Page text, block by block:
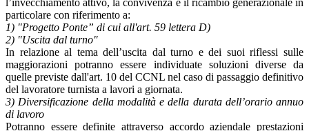
particolare con riferimento a:
1) "Progetto Ponte” di cui all'art. 59 lettera D)
2) "Uscita dal turno"
In relazione al tema dell’uscita dal turno e dei suoi riflessi sulle
maggiorazioni potranno essere individuate soluzioni diverse da
quelle previste dall'art. 10 del CCNL nel caso di passaggio definitivo
del lavoratore turnista a lavori a giornata.
3) Diversificazione della modalità e della durata dell’orario annuo
di lavoro
Potranno essere definite attraverso accordo aziendale prestazioni